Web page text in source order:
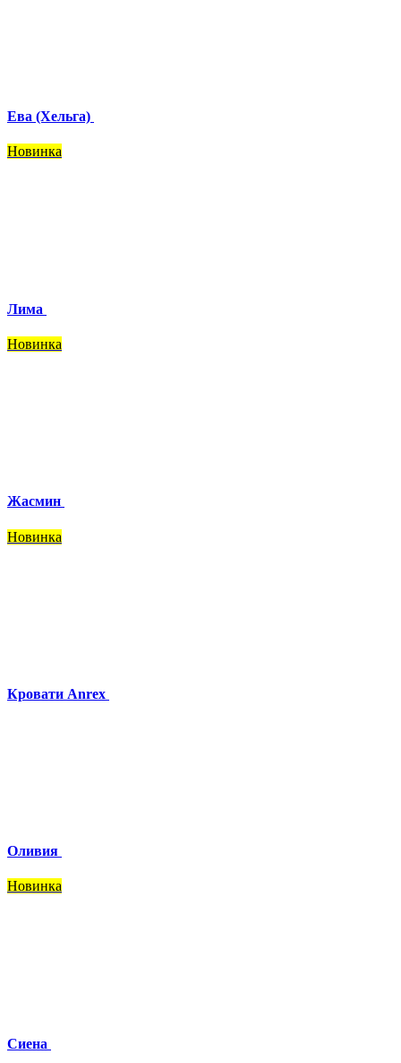
Ева (Хельга)
Новинка
Лима
Новинка
Жасмин
Новинка
Кровати Anrex
Оливия
Новинка
Сиена